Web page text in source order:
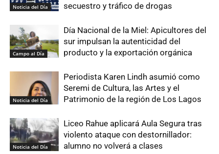
Noticia del Día
secuestro y tráfico de drogas
Campo al Día
Día Nacional de la Miel: Apicultores del
sur impulsan la autenticidad del
producto y la exportación orgánica
Noticia del Día
Periodista Karen Lindh asumió como
Seremi de Cultura, las Artes y el
Patrimonio de la región de Los Lagos
Noticia del Día
Liceo Rahue aplicará Aula Segura tras
violento ataque con destornillador:
alumno no volverá a clases